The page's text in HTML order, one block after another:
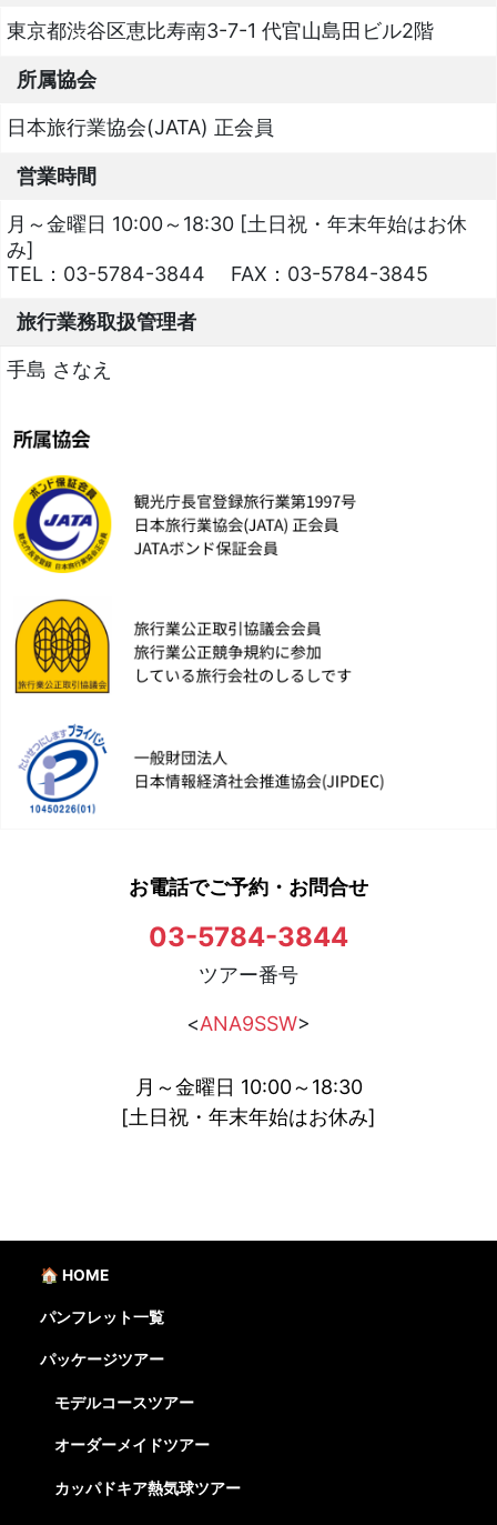
東京都渋谷区恵比寿南3-7-1 代官山島田ビル2階
所属協会
日本旅行業協会(JATA) 正会員
営業時間
月～金曜日 10:00～18:30 [土日祝・年末年始はお休
み]
TEL： 03-5784-3844 FAX： 03-5784-3845
旅行業務取扱管理者
手島 さなえ
お電話でご予約・お問合せ
03-5784-3844
ツアー番号
<ANA9SSW>
月～金曜日 10:00～18:30
[土日祝・年末年始はお休み]
🏠 HOME
パンフレット一覧
パッケージツアー
モデルコースツアー
オーダーメイドツアー
カッパドキア熱気球ツアー